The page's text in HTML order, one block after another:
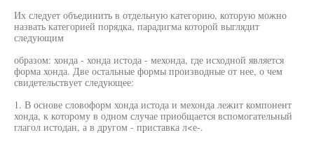
Их следует объединить в отдельную категорию, которую можно
назвать категорией порядка, парадигма которой выглядит
следующим
образом: хонда - хонда истода - мехонда, где исходной является
форма хонда. Две остальные формы производные от нее, о чем
свидетельствует следующее:
1. В основе словоформ хонда истода и мехонда лежит компонент
хонда, к которому в одном случае приобщается вспомогательный
глагол истодан, а в другом - приставка л<е-.